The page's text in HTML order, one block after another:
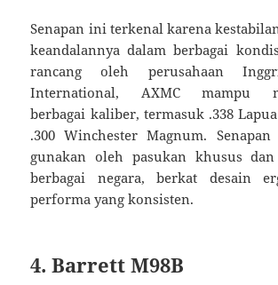
Senapan ini terkenal karena
keandalannya dalam berbagai
rancang oleh perusahaan
International, AXMC mampu
berbagai kaliber, termasuk .338
.300 Winchester Magnum.
gunakan oleh pasukan khusus
berbagai negara, berkat desain
performa yang konsisten.
4. Barrett M98B